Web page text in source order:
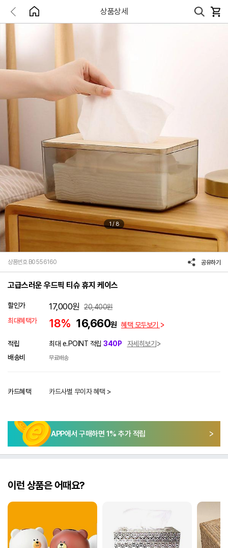
상품상세
1 / 8
상품번호 B0556160 공유하기
고급스러운 우드픽 티슈 휴지 케이스
할인가 17,000원 20,400원
최대혜택가
18% 16,660원 혜택 모두보기
적립 최대 e.POINT 적립 340P
자세히보기
배송비
무료배송
카드혜택 카드사별 무이자 혜택 >
APP에서 구매하면 1% 추가 적립
이런 상품은 어때요?